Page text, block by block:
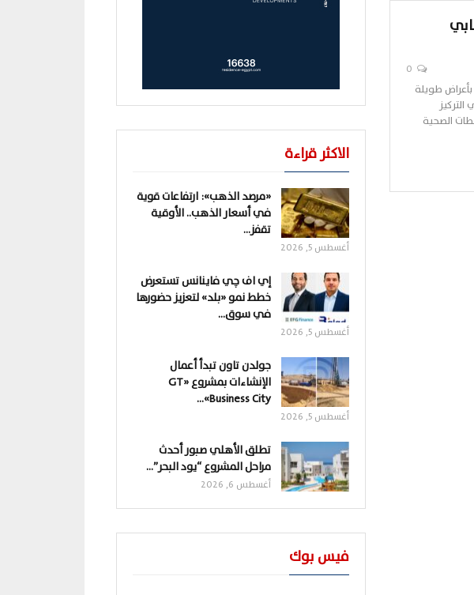
بأعراض طويلة
الصحية
الاكثر قراءة
«مرصد الذهب»: ارتفاعات قوية
في أسعار الذهب.. الأوقية
تقفز…
أغسطس 5, 2026
إي اف چي فاينانس تستعرض
خطط نمو «بلد» لتعزيز حضورها
في سوق…
أغسطس 5, 2026
جولدن تاون تبدأ أعمال
الإنشاءات بمشروع «GT
Business City»…
أغسطس 5, 2026
تطلق الأهلي صبور أحدث
مراحل المشروع “يود البحر”…
أغسطس 6, 2026
فيس بوك